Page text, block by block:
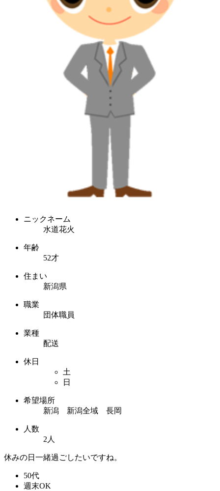
ニックネーム
水道花火
年齢
52才
住まい
新潟県
職業
団体職員
業種
配送
休日
土
日
希望場所
新潟 新潟全域 長岡
人数
2人
休みの日一緒過ごしたいですね。
50代
週末OK